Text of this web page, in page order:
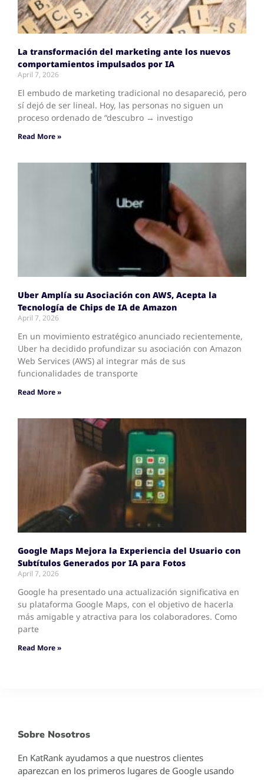
La transformación del marketing ante los nuevos
comportamientos impulsados por IA
April 7, 2026
El embudo de marketing tradicional no desapareció, pero
sí dejó de ser lineal. Hoy, las personas no siguen un
proceso ordenado de “descubro → investigo
Read More »
Uber Amplía su Asociación con AWS, Acepta la
Tecnología de Chips de IA de Amazon
April 7, 2026
En un movimiento estratégico anunciado recientemente,
Uber ha decidido profundizar su asociación con Amazon
Web Services (AWS) al integrar más de sus
funcionalidades de transporte
Read More »
Google Maps Mejora la Experiencia del Usuario con
Subtítulos Generados por IA para Fotos
April 7, 2026
Google ha presentado una actualización significativa en
su plataforma Google Maps, con el objetivo de hacerla
más amigable y atractiva para los colaboradores. Como
parte
Read More »
Sobre Nosotros
En KatRank ayudamos a que nuestros clientes
aparezcan en los primeros lugares de Google usando